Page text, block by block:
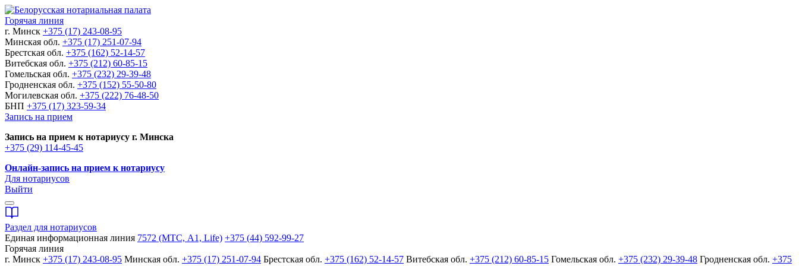
Горячая линия
г. Минск +375 (17) 243-08-95
Минская обл. +375 (17) 251-07-94
Брестская обл. +375 (162) 52-14-57
Витебская обл. +375 (212) 60-85-15
Гомельская обл. +375 (232) 29-39-48
Гродненская обл. +375 (152) 55-50-80
Могилевская обл. +375 (222) 76-48-50
БНП +375 (17) 323-59-34
Запись на прием
Запись на прием к нотариусу г. Минска
+375 (29) 114-45-45
Онлайн-запись на прием к нотариусу
Для нотариусов
Выйти
Раздел для нотариусов
Единая информационная линия 7572 (МТС, A1, Life) +375 (44) 592-99-27
Горячая линия
г. Минск +375 (17) 243-08-95 Минская обл. +375 (17) 251-07-94 Брестская обл. +375 (162) 52-14-57 Витебская обл. +375 (212) 60-85-15 Гомельская обл. +375 (232) 29-39-48 Гродненская обл. +375